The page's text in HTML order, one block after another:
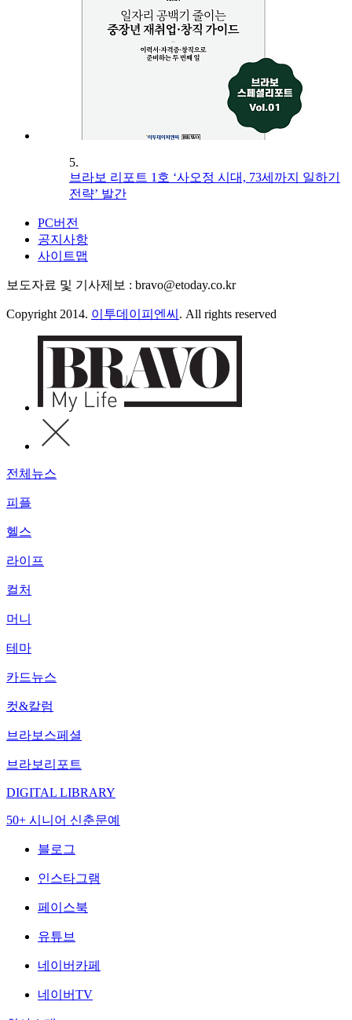
5.
브라보 리포트 1호 ‘사오정 시대, 73세까지 일하기
전략’ 발간
PC버전
공지사항
사이트맵
보도자료 및 기사제보 : bravo@etoday.co.kr
Copyright 2014. 이투데이피엔씨 . All rights reserved
전체뉴스
피플
헬스
라이프
컬처
머니
테마
카드뉴스
컷&칼럼
브라보스페셜
브라보리포트
DIGITAL LIBRARY
50+ 시니어 신춘문예
블로그
인스타그램
페이스북
유튜브
네이버카페
네이버TV